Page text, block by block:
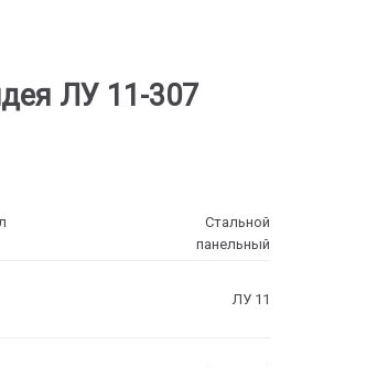
ЛУ 11-307
Стальной
панельный
ЛУ 11